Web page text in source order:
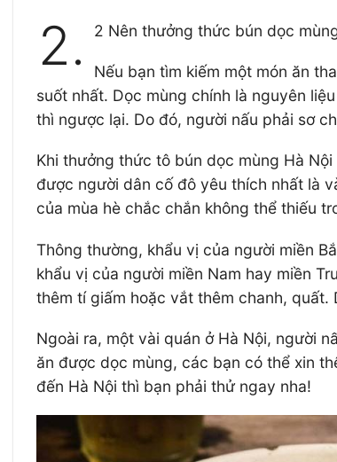
2. 2 Nên thưởng thức bún dọc
Nếu bạn tìm kiếm một món ăn
suốt nhất. Dọc mùng chính là nguyên
thì ngược lại. Do đó, người nấu phải sơ
Khi thưởng thức tô bún dọc mùng Hà
được người dân cố đô yêu thích nhất là
của mùa hè chắc chắn không thể thiếu
Thông thường, khẩu vị của người miền
khẩu vị của người miền Nam hay miền
thêm tí giấm hoặc vắt thêm chanh,
Ngoài ra, một vài quán ở Hà Nội, người
ăn được dọc mùng, các bạn có thể xin
đến Hà Nội thì bạn phải thử ngay nha!